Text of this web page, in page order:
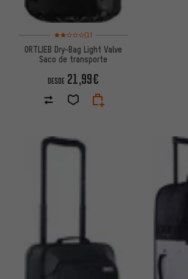
Valoración media: 2 de 5 basada en 1 reseñas
(1)
ORTLIEB Dry-Bag Light Valve
Saco de transporte
DESDE 21,99€